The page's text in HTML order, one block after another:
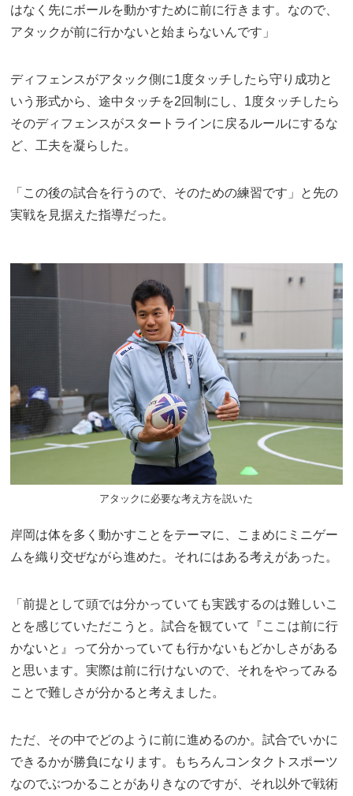
はなく先にボールを動かすために前に行きます。なので、
アタックが前に行かないと始まらないんです」
ディフェンスがアタック側に1度タッチしたら守り成功と
いう形式から、途中タッチを2回制にし、1度タッチしたら
そのディフェンスがスタートラインに戻るルールにするな
ど、工夫を凝らした。
「この後の試合を行うので、そのための練習です」と先の
実戦を見据えた指導だった。
アタックに必要な考え方を説いた
岸岡は体を多く動かすことをテーマに、こまめにミニゲー
ムを織り交ぜながら進めた。それにはある考えがあった。
「前提として頭では分かっていても実践するのは難しいこ
とを感じていただこうと。試合を観ていて『ここは前に行
かないと』って分かっていても行かないもどかしさがある
と思います。実際は前に行けないので、それをやってみる
ことで難しさが分かると考えました。
ただ、その中でどのように前に進めるのか。試合でいかに
できるかが勝負になります。もちろんコンタクトスポーツ
なのでぶつかることがありきなのですが、それ以外で戦術